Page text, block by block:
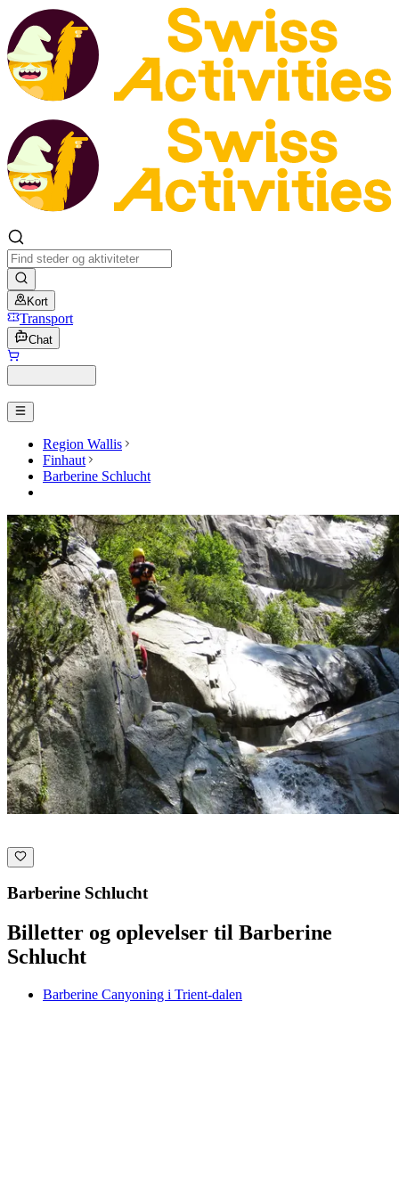
Kort
Transport
Chat
Region Wallis
Finhaut
Barberine Schlucht
Barberine Schlucht
Billetter og oplevelser til Barberine
Schlucht
Barberine Canyoning i Trient-dalen